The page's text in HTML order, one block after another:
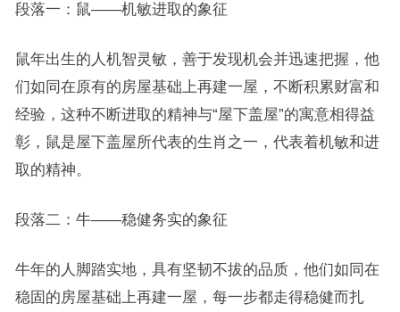
段落一：鼠——机敏进取的象征
鼠年出生的人机智灵敏，善于发现机会并迅速把握，他
们如同在原有的房屋基础上再建一屋，不断积累财富和
经验，这种不断进取的精神与“屋下盖屋”的寓意相得益
彰，鼠是屋下盖屋所代表的生肖之一，代表着机敏和进
取的精神。
段落二：牛——稳健务实的象征
牛年的人脚踏实地，具有坚韧不拔的品质，他们如同在
稳固的房屋基础上再建一屋，每一步都走得稳健而扎